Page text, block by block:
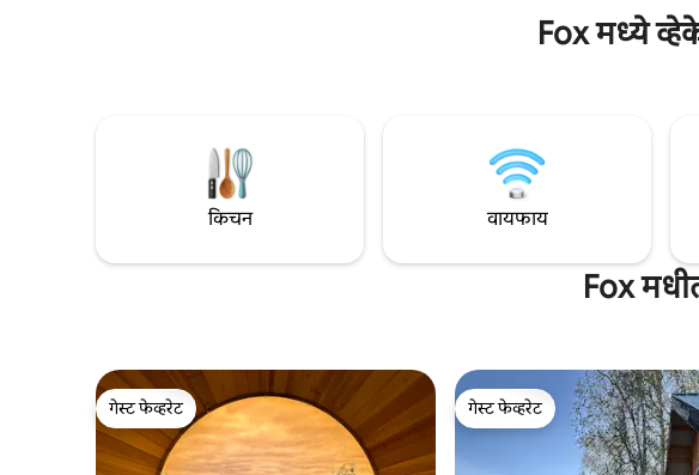
Fox मध्ये
किचन वायफाय
Fox
गेस्ट फेव्हरेट
गेस्ट फेव्हरेट
गेस्ट फेव्हरेट
गेस्ट फेव्हरेट